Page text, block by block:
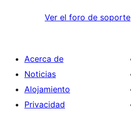
Ver el foro de soporte
Acerca de
Noticias
Alojamiento
Privacidad